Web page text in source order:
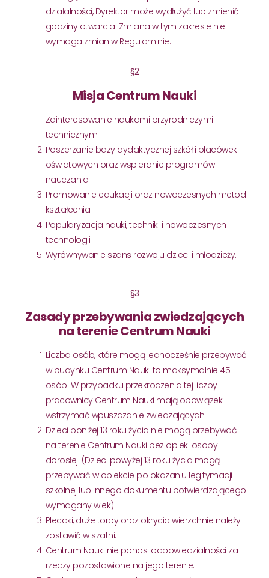
działalności, Dyrektor może wydłużyć lub zmienić
godziny otwarcia. Zmiana w tym zakresie nie
wymaga zmian w Regulaminie.
§2
Misja Centrum Nauki
Zainteresowanie naukami przyrodniczymi i
technicznymi.
Poszerzanie bazy dydaktycznej szkół i placówek
oświatowych oraz wspieranie programów
nauczania.
Promowanie edukacji oraz nowoczesnych metod
kształcenia.
Popularyzacja nauki, techniki i nowoczesnych
technologii.
Wyrównywanie szans rozwoju dzieci i młodzieży.
§3
Zasady przebywania zwiedzających
na terenie Centrum Nauki
Liczba osób, które mogą jednocześnie przebywać
w budynku Centrum Nauki to maksymalnie 45
osób. W przypadku przekroczenia tej liczby
pracownicy Centrum Nauki mają obowiązek
wstrzymać wpuszczanie zwiedzających.
Dzieci poniżej 13 roku życia nie mogą przebywać
na terenie Centrum Nauki bez opieki osoby
dorosłej. (Dzieci powyżej 13 roku życia mogą
przebywać w obiekcie po okazaniu legitymacji
szkolnej lub innego dokumentu potwierdzającego
wymagany wiek).
Plecaki, duże torby oraz okrycia wierzchnie należy
zostawić w szatni.
Centrum Nauki nie ponosi odpowiedzialności za
rzeczy pozostawione na jego terenie.